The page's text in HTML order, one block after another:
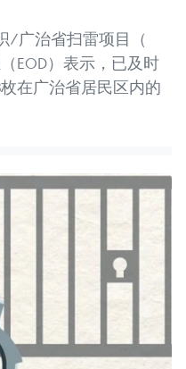
/广治省扫雷项目（
EOD）表示，已及时
在广治省居民区内的